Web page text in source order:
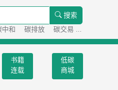
搜索
中和 碳排放 碳交易
书籍
连载
低碳
商城